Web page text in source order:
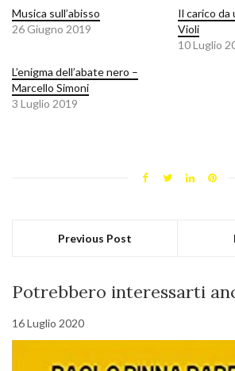
Musica sull’abisso
26 Giugno 2019
Il carico da
Violi
10 Luglio
L’enigma dell’abate nero –
Marcello Simoni
3 Luglio 2019
Previous Post
Potrebbero interessarti
16 Luglio 2020